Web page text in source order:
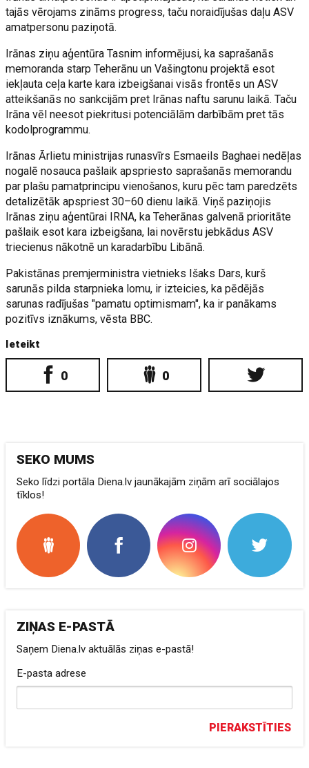
tajās vērojams zināms progress, taču noraidījušas daļu ASV
amatpersonu paziņotā.
Irānas ziņu aģentūra Tasnim informējusi, ka saprašanās
memoranda starp Teherānu un Vašingtonu projektā esot
iekļauta ceļa karte kara izbeigšanai visās frontēs un ASV
atteikšanās no sankcijām pret Irānas naftu sarunu laikā. Taču
Irāna vēl neesot piekritusi potenciālām darbībām pret tās
kodolprogrammu.
Irānas Ārlietu ministrijas runasvīrs Esmaeils Baghaei nedēļas
nogalē nosauca pašlaik apspriesto saprašanās memorandu
par plašu pamatprincipu vienošanos, kuru pēc tam paredzēts
detalizētāk apspriest 30–60 dienu laikā. Viņš paziņojis
Irānas ziņu aģentūrai IRNA, ka Teherānas galvenā prioritāte
pašlaik esot kara izbeigšana, lai novērstu jebkādus ASV
triecienus nākotnē un karadarbību Libānā.
Pakistānas premjerministra vietnieks Išaks Dars, kurš
sarunās pilda starpnieka lomu, ir izteicies, ka pēdējās
sarunas radījušas "pamatu optimismam", ka ir panākams
pozitīvs iznākums, vēsta BBC.
Ieteikt
0 0
SEKO MUMS
Seko līdzi portāla Diena.lv jaunākajām ziņām arī sociālajos
tīklos!
ZIŅAS E-PASTĀ
Saņem Diena.lv aktuālās ziņas e-pastā!
E-pasta adrese
PIERAKSTĪTIES